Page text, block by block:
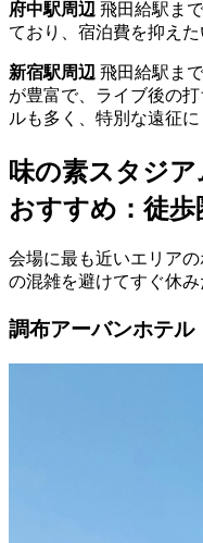
府中駅周辺 飛田給駅ま
ており、宿泊費を抑えた
新宿駅周辺 飛田給駅ま
が豊富で、ライブ後の
ルも多く、特別な遠征に
味の素スタジ
おすすめ：徒
会場に最も近いエリア
の混雑を避けてすぐ休み
調布アーバンホテル